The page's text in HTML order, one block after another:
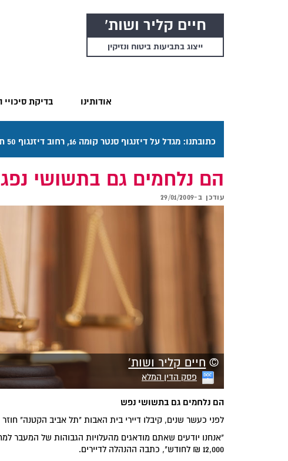
חיים קליר ושות'
ייצוג בתביעות ביטוח ונזיקין
אודותינו בדיקת
כתובתנו: מגדל על דיזנגוף סנטר קומה 16, רחוב דיזנגוף 50 תל אביב. דרכי ההגעה בתפריט "אודותינו".
הם נלחמים גם בתשושי
עודכן ב-29/01/2009
© חיים קליר ושות'
פסק הדין המלא
הם נלחמים גם בתשושי נפש
לפני כעשר שנים, קיבלו דיירי בית האבות "תל אביב הקטנה"
"אנחנו יודעים שאתם מודאגים מהעלויות הגבוהות של המעבר
12,000 ₪ לחודש", כתבה ההנהלה לדיירים.